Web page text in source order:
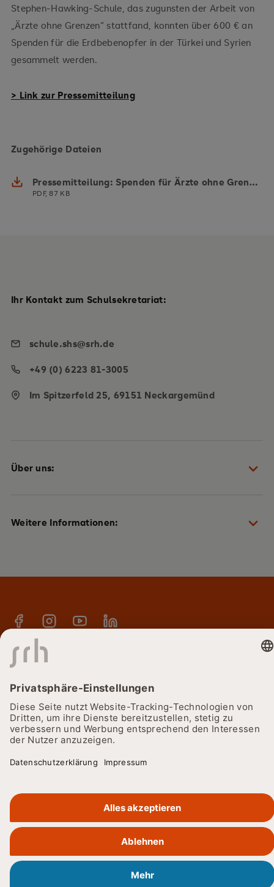
Stephen-Hawking-Schule, das zugunsten der Arbeit von
„Ärzte ohne Grenzen“ stattfand, konnten über 600 € an
Spenden für die Erdbebenopfer in der Türkei und Syrien
gesammelt werden.
> Link zur Pressemitteilung
Zugehörige Dateien
Pressemitteilung: Spenden für Ärzte ohne Grenzen
PDF, 87 KB
Über uns:
Weitere Informationen:
Kennenlern-Touren, Termine & Veranstaltungen
Kontakt
Ihr Kontakt zum Schulsekretariat:
schule.shs@srh.de
+49 (0) 6223 81-3005
Im Spitzerfeld 25, 69151 Neckargemünd
© 2026 Cookie-Einstellungen
Datenschutz
SRH Bildung
Karriere